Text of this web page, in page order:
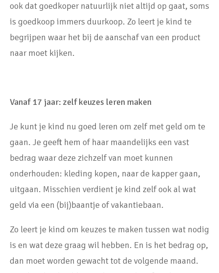
ook dat goedkoper natuurlijk niet altijd op gaat, soms
is goedkoop immers duurkoop. Zo leert je kind te
begrijpen waar het bij de aanschaf van een product
naar moet kijken.
Vanaf 17 jaar: zelf keuzes leren maken
Je kunt je kind nu goed leren om zelf met geld om te
gaan. Je geeft hem of haar maandelijks een vast
bedrag waar deze zichzelf van moet kunnen
onderhouden: kleding kopen, naar de kapper gaan,
uitgaan. Misschien verdient je kind zelf ook al wat
geld via een (bij)baantje of vakantiebaan.
Zo leert je kind om keuzes te maken tussen wat nodig
is en wat deze graag wil hebben. En is het bedrag op,
dan moet worden gewacht tot de volgende maand.